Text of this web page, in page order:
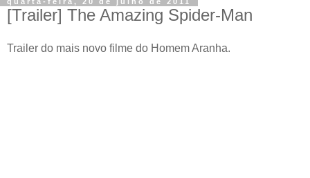
[Trailer] The Amazing Spider-Man
Trailer do mais novo filme do Homem Aranha.